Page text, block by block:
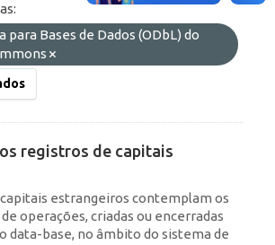
para Bases de Dados (ODbL) do
registros de capitais
estrangeiros contemplam os
operações, criadas ou encerradas
data-base, no âmbito do sistema de